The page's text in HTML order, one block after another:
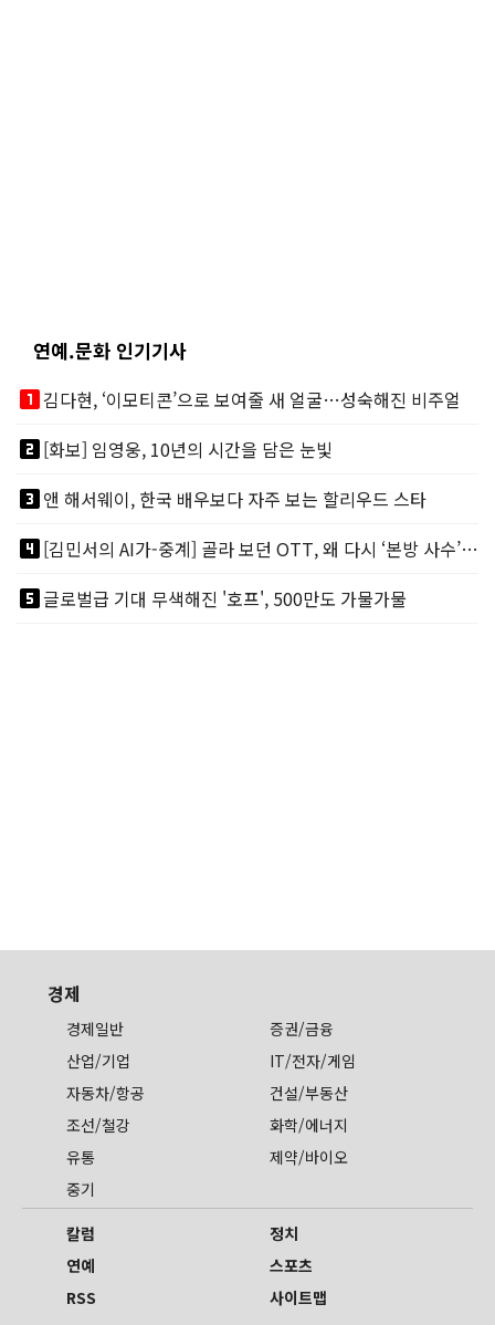
연예.문화 인기기사
looks_one김다현, ‘이모티콘’으로 보여줄 새 얼굴…성숙해진 비주얼
looks_two[화보] 임영웅, 10년의 시간을 담은 눈빛
looks_3앤 해서웨이, 한국 배우보다 자주 보는 할리우드 스타
looks_4
[김민서의 AI가-중계] 골라 보던 OTT, 왜 다시 ‘본방 사수’를 부르나
looks_5글로벌급 기대 무색해진 '호프', 500만도 가물가물
경제
경제일반
증권/금융
산업/기업
IT/전자/게임
자동차/항공
건설/부동산
조선/철강
화학/에너지
유통
제약/바이오
중기
칼럼
정치
연예
스포츠
RSS
사이트맵